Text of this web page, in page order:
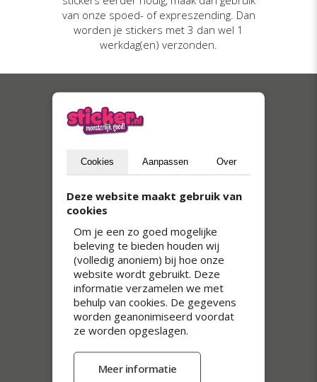
van onze spoed- of expreszending. Dan
worden je stickers met 3 dan wel 1
werkdag(en) verzonden.
Onze bestsellers
Transparante stickers
Cookies Aanpassen Over
Deze website maakt gebruik van
cookies
Om je een zo goed mogelijke
beleving te bieden houden wij
(volledig anoniem) bij hoe onze
website wordt gebruikt. Deze
informatie verzamelen we met
behulp van cookies. De gegevens
worden geanonimiseerd voordat
ze worden opgeslagen.